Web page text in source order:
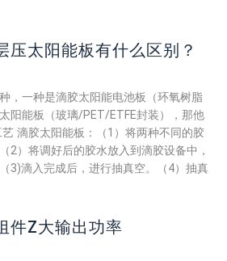
压太阳能板有什么区别？
，一种是滴胶太阳能电池板（环氧树脂
阳能板（玻璃/PET/ETFE封装），那他
滴胶太阳能板：（1）将两种不同的胶
2）将调好后的胶水放入到滴胶设备中，
3)滴入完成后，进行抽真空。（4）抽真
件Z大输出功率